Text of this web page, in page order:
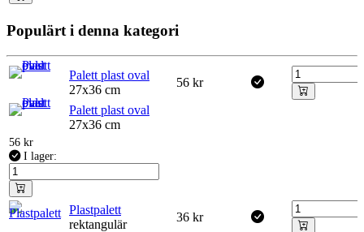
Populärt i denna kategori
Palett plast oval
27x36 cm
56 kr
Palett plast oval
27x36 cm
56 kr
I lager:
Plastpalett
rektangulär
36 kr